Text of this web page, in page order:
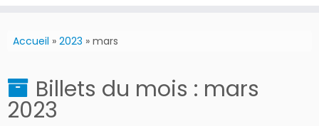
Accueil » 2023 » mars
Billets du mois : mars
2023